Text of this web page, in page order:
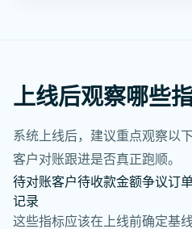
上线后观察哪些
系统上线后，建议重点观察以
客户对账跟进是否真正跑顺。
待对账客户待收款金额争议订
记录
这些指标应该在上线前确定基